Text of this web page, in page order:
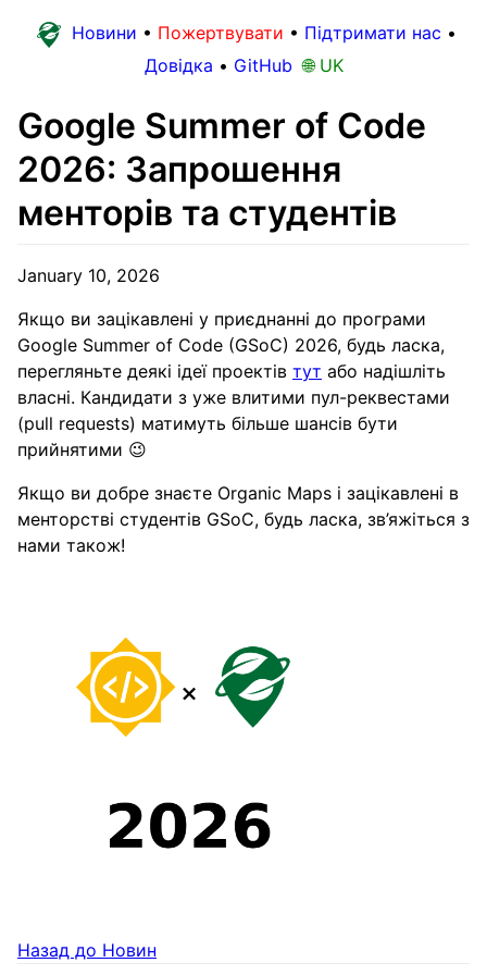
Новини • Пожертвувати • Підтримати нас •
Довідка • GitHub 🌐 UK
Google Summer of Code
2026: Запрошення
менторів та студентів
January 10, 2026
Якщо ви зацікавлені у приєднанні до програми
Google Summer of Code (GSoC) 2026, будь ласка,
перегляньте деякі ідеї проектів тут або надішліть
власні. Кандидати з уже влитими пул-реквестами
(pull requests) матимуть більше шансів бути
прийнятими 😉
Якщо ви добре знаєте Organic Maps і зацікавлені в
менторстві студентів GSoC, будь ласка, зв’яжіться з
нами також!
Назад до Новин